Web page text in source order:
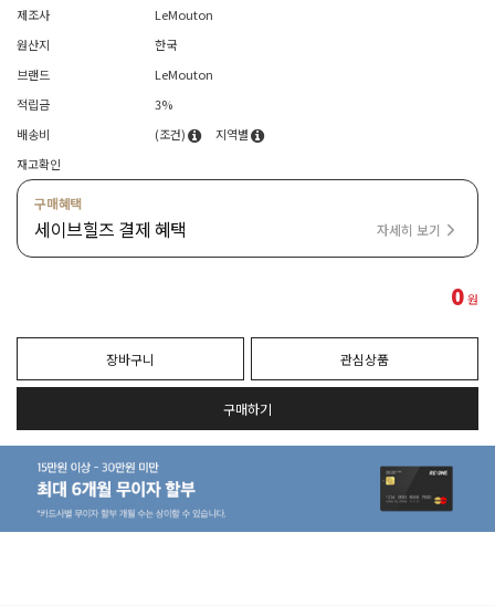
제조사
LeMouton
원산지
한국
브랜드
LeMouton
적립금
3%
배송비
(조건)
지역별
재고확인
구매혜택
세이브힐즈 결제 혜택 자세히 보기
0원
장바구니 관심상품
구매하기